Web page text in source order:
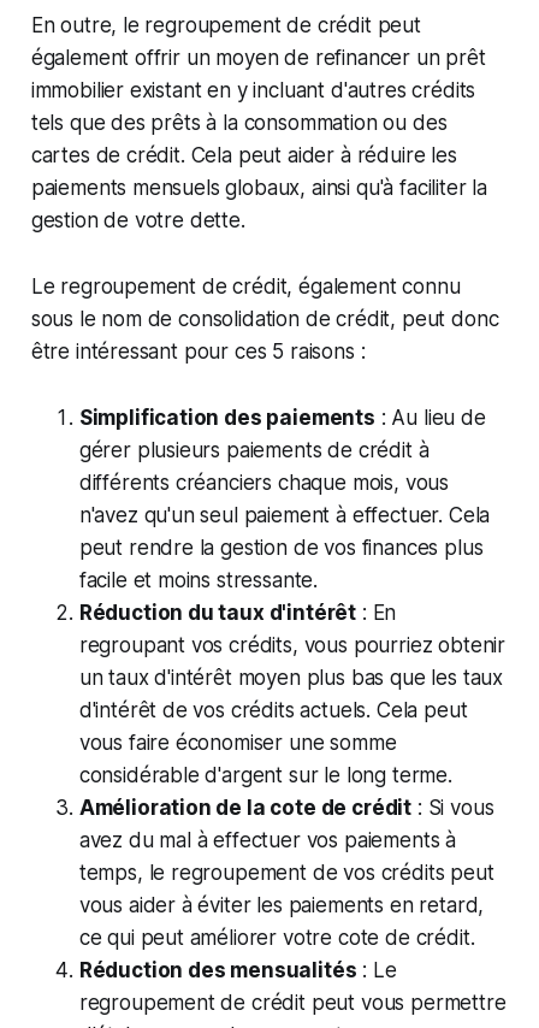
En outre, le regroupement de crédit peut
également offrir un moyen de refinancer un prêt
immobilier existant en y incluant d'autres crédits
tels que des prêts à la consommation ou des
cartes de crédit. Cela peut aider à réduire les
paiements mensuels globaux, ainsi qu'à faciliter la
gestion de votre dette.
Le regroupement de crédit, également connu
sous le nom de consolidation de crédit, peut donc
être intéressant pour ces 5 raisons :
Simplification des paiements : Au lieu de
gérer plusieurs paiements de crédit à
différents créanciers chaque mois, vous
n'avez qu'un seul paiement à effectuer. Cela
peut rendre la gestion de vos finances plus
facile et moins stressante.
Réduction du taux d'intérêt : En
regroupant vos crédits, vous pourriez obtenir
un taux d'intérêt moyen plus bas que les taux
d'intérêt de vos crédits actuels. Cela peut
vous faire économiser une somme
considérable d'argent sur le long terme.
Amélioration de la cote de crédit : Si vous
avez du mal à effectuer vos paiements à
temps, le regroupement de vos crédits peut
vous aider à éviter les paiements en retard,
ce qui peut améliorer votre cote de crédit.
Réduction des mensualités : Le
regroupement de crédit peut vous permettre